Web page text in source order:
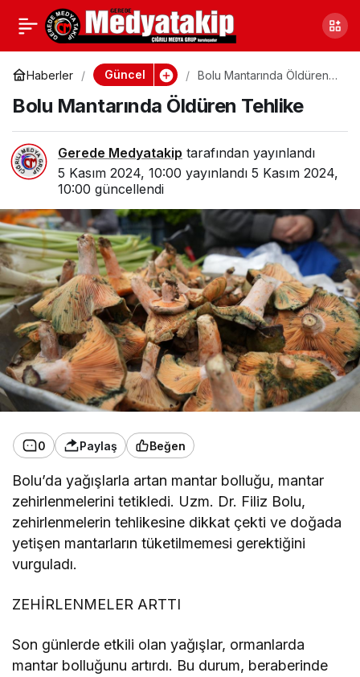
Haberler Güncel
Bolu Mantarında Öldüren
Bolu Mantarında Öldüren Tehlike
Gerede Medyatakip tarafından yayınlandı
5 Kasım 2024, 10:00 yayınlandı 5 Kasım 2024,
10:00 güncellendi
0 Paylaş Beğen
Bolu’da yağışlarla artan mantar bolluğu, mantar
zehirlenmelerini tetikledi. Uzm. Dr. Filiz Bolu,
zehirlenmelerin tehlikesine dikkat çekti ve doğada
yetişen mantarların tüketilmemesi gerektiğini
vurguladı.
ZEHİRLENMELER ARTTI
Son günlerde etkili olan yağışlar, ormanlarda
mantar bolluğunu artırdı. Bu durum, beraberinde
Gerede’nin Kızları ve
Erkekleri Bolu’da Birinci
Oldu
Paylaş